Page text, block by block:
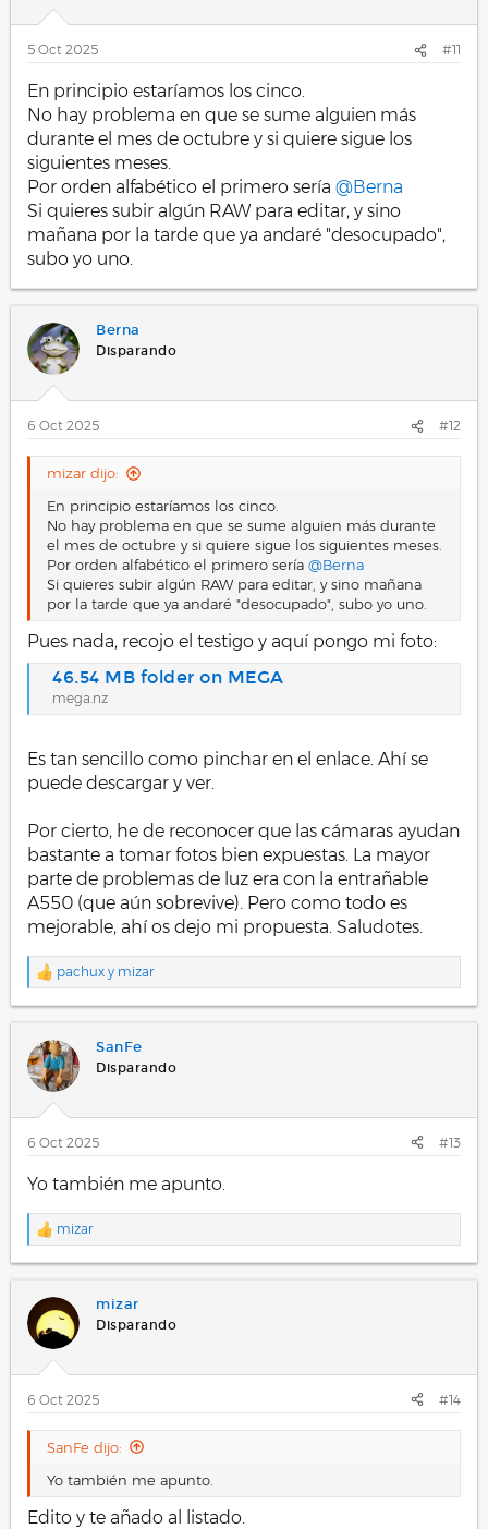
e
s
:
5 Oct 2025 #11
En principio estaríamos los cinco.
No hay problema en que se sume alguien más
durante el mes de octubre y si quiere sigue los
siguientes meses.
Por orden alfabético el primero sería @Berna
Si quieres subir algún RAW para editar, y sino
mañana por la tarde que ya andaré "desocupado",
subo yo uno.
Berna
Disparando
6 Oct 2025 #12
mizar dijo:
En principio estaríamos los cinco.
No hay problema en que se sume alguien más durante
el mes de octubre y si quiere sigue los siguientes meses.
Por orden alfabético el primero sería @Berna
Si quieres subir algún RAW para editar, y sino mañana
por la tarde que ya andaré "desocupado", subo yo uno.
Pues nada, recojo el testigo y aquí pongo mi foto:
46.54 MB folder on MEGA
mega.nz
Es tan sencillo como pinchar en el enlace. Ahí se
puede descargar y ver.
Por cierto, he de reconocer que las cámaras ayudan
bastante a tomar fotos bien expuestas. La mayor
parte de problemas de luz era con la entrañable
A550 (que aún sobrevive). Pero como todo es
mejorable, ahí os dejo mi propuesta. Saludotes.
R
a
c
i
o
e
:
pachux y mizar
SanFe
Disparando
6 Oct 2025 #13
Yo también me apunto.
R
a
c
i
o
e
:
mizar
mizar
Disparando
6 Oct 2025 #14
SanFe dijo:
Yo también me apunto.
Edito y te añado al listado.